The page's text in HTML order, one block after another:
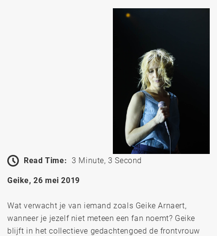
Read Time: 3 Minute, 3 Second
Geike, 26 mei 2019
Wat verwacht je van iemand zoals Geike Arnaert,
wanneer je jezelf niet meteen een fan noemt? Geike
blijft in het collectieve gedachtengoed de frontvrouw